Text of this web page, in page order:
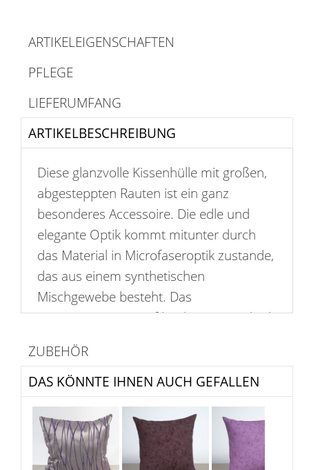
ARTIKELBESCHREIBUNG
ARTIKELEIGENSCHAFTEN
PFLEGE
LIEFERUMFANG
Diese glanzvolle Kissenhülle mit großen,
abgesteppten Rauten ist ein ganz
besonderes Accessoire. Die edle und
elegante Optik kommt mitunter durch
das Material in Microfaseroptik zustande,
das aus einem synthetischen
Mischgewebe besteht. Das
Rautenmuster ist auf beiden Seiten gleich
geometrischen Formen eine moderne
Note. Bitte beachten Sie, dass der Bezug
nicht waschbar ist. Passende
Kissenfüllungen sind separat im Shop
erhältlich.
DAS KÖNNTE IHNEN AUCH GEFALLEN
ZUBEHÖR